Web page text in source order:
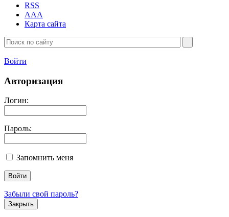
RSS
AAA
Карта сайта
Войти
Авторизация
Логин:
Пароль:
Запомнить меня
Забыли свой пароль?
Закрыть